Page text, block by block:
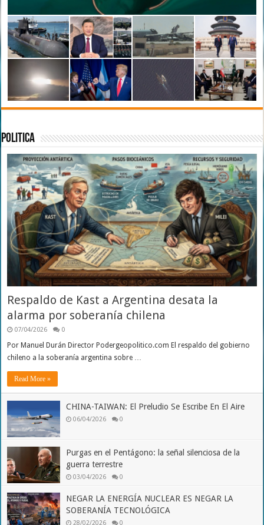
Politica
Respaldo de Kast a Argentina desata la
alarma por soberanía chilena
07/04/2026 0
Por Manuel Durán Director Podergeopolitico.com El respaldo del gobierno
chileno a la soberanía argentina sobre …
Read More »
CHINA-TAIWAN: El Preludio Se Escribe En El Aire
06/04/2026 0
Purgas en el Pentágono: la señal silenciosa de la
guerra terrestre
03/04/2026 0
NEGAR LA ENERGÍA NUCLEAR ES NEGAR LA
SOBERANÍA TECNOLÓGICA
28/02/2026 0